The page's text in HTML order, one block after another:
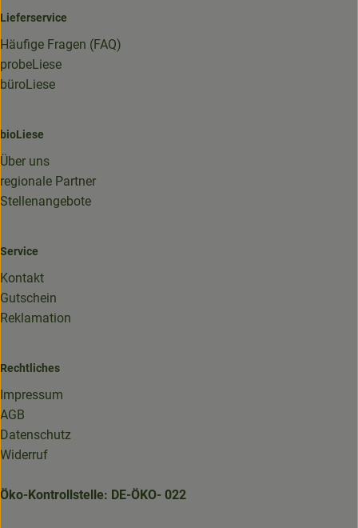
Lieferservice
Häufige Fragen (FAQ)
probeLiese
büroLiese
bioLiese
Über uns
regionale Partner
Stellenangebote
Service
Kontakt
Gutschein
Reklamation
Rechtliches
Impressum
AGB
Datenschutz
Widerruf
Öko-Kontrollstelle: DE-ÖKO- 022